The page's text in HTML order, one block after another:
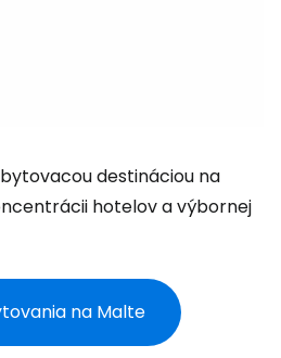
destináciou na
hotelov a výbornej
na Malte